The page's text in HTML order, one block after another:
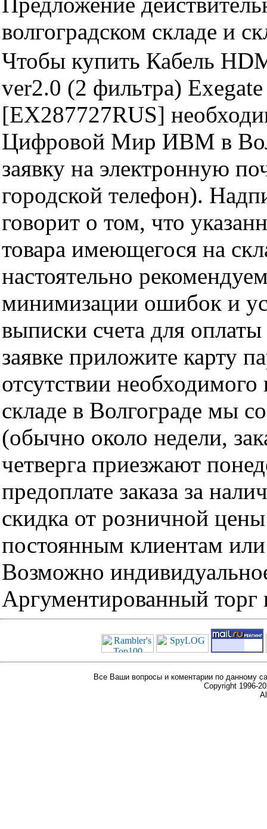
волгоградском складе и
Чтобы купить Кабель
ver2.0 (2 фильтра)
[EX287727RUS]
Цифровой Мир ИВМ в
заявку на электронную
городской телефон).
говорит о том, что
товара имеющегося на
настоятельно
минимизации ошибок и
выписки счета для
заявке приложите карту
отсутствии
складе в Волгограде мы
(обычно около недели,
четверга приезжают
предоплате заказа за
скидка от розничной
постоянным клиентам
Возможно
Аргументированный торг
Все Ваши вопросы и коментарии по данному
Copyright 1996-